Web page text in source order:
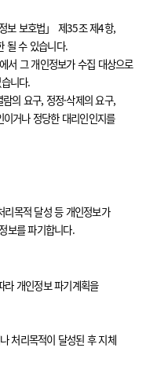
보 보호법」 제35조 제4항,
될 수 있습니다.
서 그 개인정보가 수집 대상으로
니다.
의 요구, 정정·삭제의 요구,
거나 정당한 대리인인지를
리목적 달성 등 개인정보가
보를 파기합니다.
라 개인정보 파기계획을
처리목적이 달성된 후 지체